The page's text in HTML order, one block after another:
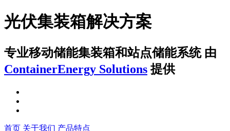
光伏集装箱解决方案
专业移动储能集装箱和站点储能系统 由
ContainerEnergy Solutions 提供
首页 关于我们 产品特点